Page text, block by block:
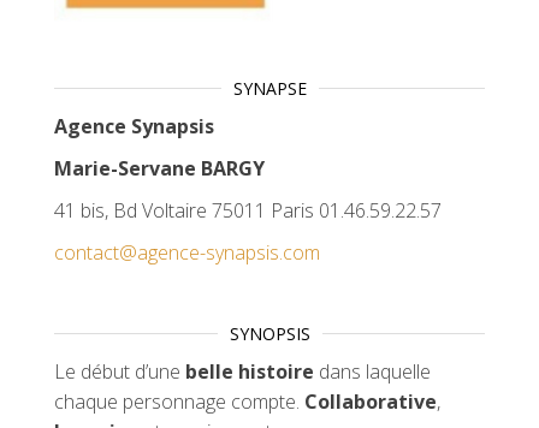
SYNAPSE
Agence Synapsis
Marie-Servane BARGY
41 bis, Bd Voltaire 75011 Paris 01.46.59.22.57
contact@agence-synapsis.com
SYNOPSIS
Le début d’une belle histoire dans laquelle
chaque personnage compte. Collaborative,